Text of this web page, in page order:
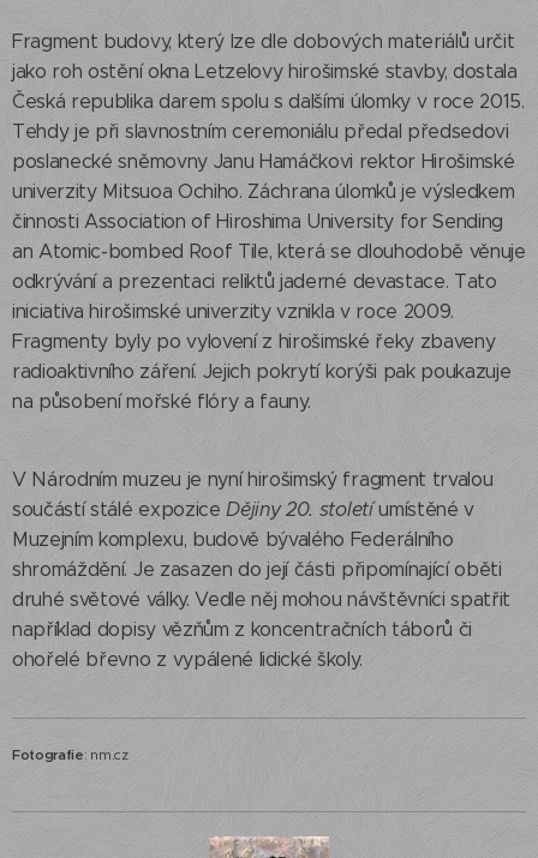
Fragment budovy, který lze dle dobových materiálů určit
jako roh ostění okna Letzelovy hirošimské stavby, dostala
Česká republika darem spolu s dalšími úlomky v roce 2015.
Tehdy je při slavnostním ceremoniálu předal předsedovi
poslanecké sněmovny Janu Hamáčkovi rektor Hirošimské
univerzity Mitsuoa Ochiho. Záchrana úlomků je výsledkem
činnosti Association of Hiroshima University for Sending
an Atomic-bombed Roof Tile, která se dlouhodobě věnuje
odkrývání a prezentaci reliktů jaderné devastace. Tato
iniciativa hirošimské univerzity vznikla v roce 2009.
Fragmenty byly po vylovení z hirošimské řeky zbaveny
radioaktivního záření. Jejich pokrytí korýši pak poukazuje
na působení mořské flóry a fauny.
V Národním muzeu je nyní hirošimský fragment trvalou
součástí stálé expozice Dějiny 20. stoletíumístěné v
Muzejním komplexu, budově bývalého Federálního
shromáždění. Je zasazen do její části připomínající oběti
druhé světové války. Vedle něj mohou návštěvníci spatřit
například dopisy vězňům z koncentračních táborů či
ohořelé břevno z vypálené lidické školy.
Fotografie: nm.cz